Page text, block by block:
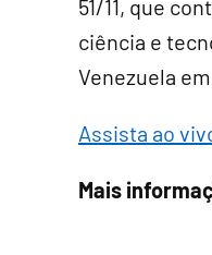
51/11, que
ciência e
Venezuela
Assista ao
Mais